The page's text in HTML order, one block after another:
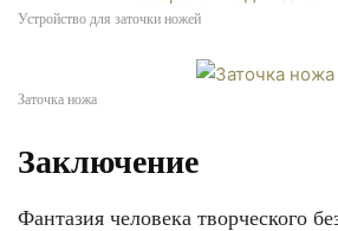
Устройство для заточки ножей
Заточка ножа
Заключение
Фантазия человека творческого